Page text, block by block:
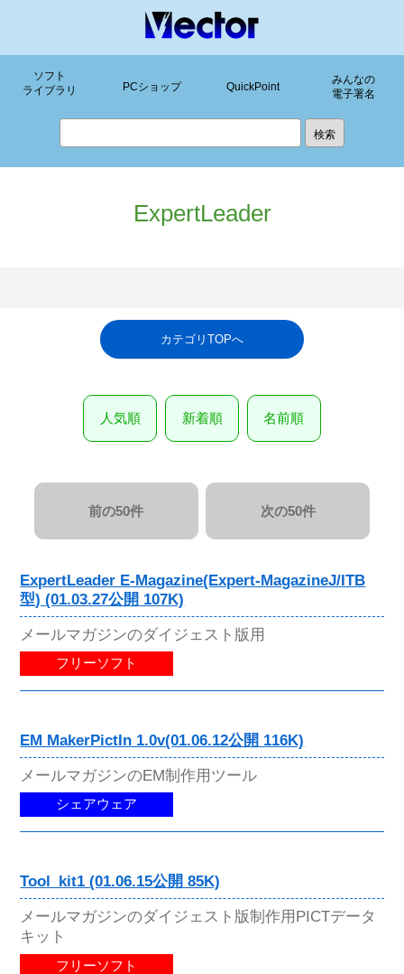
ソフト
ライブラリ
PCショップ QuickPoint
みんなの
電子署名
ExpertLeader
カテゴリTOPへ
人気順 新着順 名前順
前の50件 次の50件
ExpertLeader E-Magazine(Expert-MagazineJ/ITB
型) (01.03.27公開 107K)
メールマガジンのダイジェスト版用
フリーソフト
EM MakerPictIn 1.0v(01.06.12公開 116K)
メールマガジンのEM制作用ツール
シェアウェア
Tool_kit1 (01.06.15公開 85K)
メールマガジンのダイジェスト版制作用PICTデータ
キット
フリーソフト